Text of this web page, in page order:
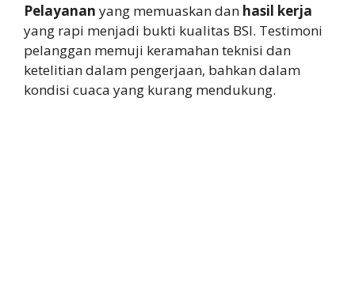
Pelayanan yang memuaskan dan hasil kerja
yang rapi menjadi bukti kualitas BSI. Testimoni
pelanggan memuji keramahan teknisi dan
ketelitian dalam pengerjaan, bahkan dalam
kondisi cuaca yang kurang mendukung.